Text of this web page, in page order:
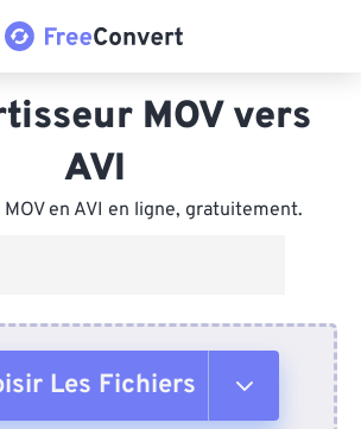
MOV vers
AVI
en AVI en ligne, gratuitement.
Les Fichiers